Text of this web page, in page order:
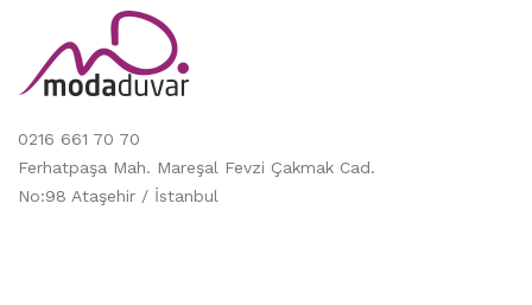
0216 661 70 70
Ferhatpaşa Mah. Mareşal Fevzi Çakmak Cad.
No:98 Ataşehir / İstanbul